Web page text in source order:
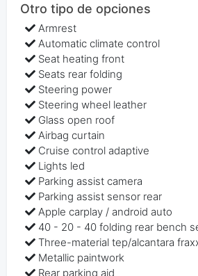
Otro tipo de opciones
Armrest
Automatic climate control
Seat heating front
Seats rear folding
Steering power
Steering wheel leather
Glass open roof
Airbag curtain
Cruise control adaptive
Lights led
Parking assist camera
Parking assist sensor rear
Apple carplay / android auto
40 - 20 - 40 folding rear bench
Three-material tep/alcantara
Metallic paintwork
Rear parking aid